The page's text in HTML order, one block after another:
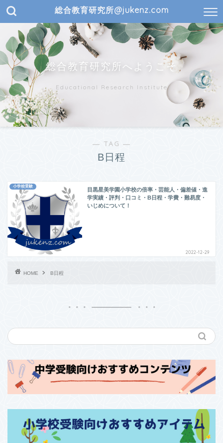
総合教育研究所@jukenz.com
総合教育研究所へようこそ
Educational Research Institute
― TAG ―
B日程
小学校受験
目黒星美学園小学校の倍率・芸能人・偏差値・進
学実績・評判・口コミ・B日程・学費・難易度・
いじめについて！
2022-12-29
HOME B日程